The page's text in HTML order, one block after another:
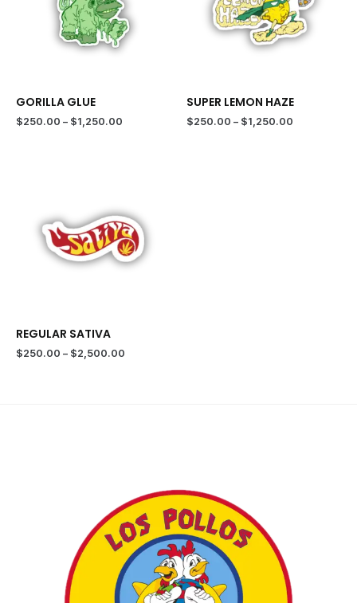
GORILLA GLUE
$250.00 – $1,250.00
SUPER LEMON HAZE
$250.00 – $1,250.00
REGULAR SATIVA
$250.00 – $2,500.00